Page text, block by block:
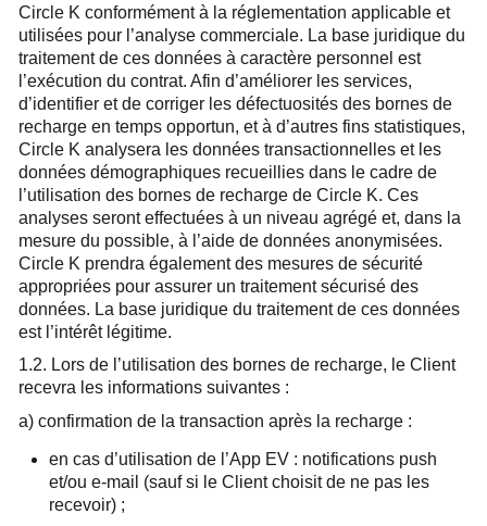
Circle K conformément à la réglementation applicable et
utilisées pour l’analyse commerciale. La base juridique du
traitement de ces données à caractère personnel est
l’exécution du contrat. Afin d’améliorer les services,
d’identifier et de corriger les défectuosités des bornes de
recharge en temps opportun, et à d’autres fins statistiques,
Circle K analysera les données transactionnelles et les
données démographiques recueillies dans le cadre de
l’utilisation des bornes de recharge de Circle K. Ces
analyses seront effectuées à un niveau agrégé et, dans la
mesure du possible, à l’aide de données anonymisées.
Circle K prendra également des mesures de sécurité
appropriées pour assurer un traitement sécurisé des
données. La base juridique du traitement de ces données
est l’intérêt légitime.
1.2. Lors de l’utilisation des bornes de recharge, le Client
recevra les informations suivantes :
a) confirmation de la transaction après la recharge :
en cas d’utilisation de l’App EV : notifications push
et/ou e-mail (sauf si le Client choisit de ne pas les
recevoir) ;